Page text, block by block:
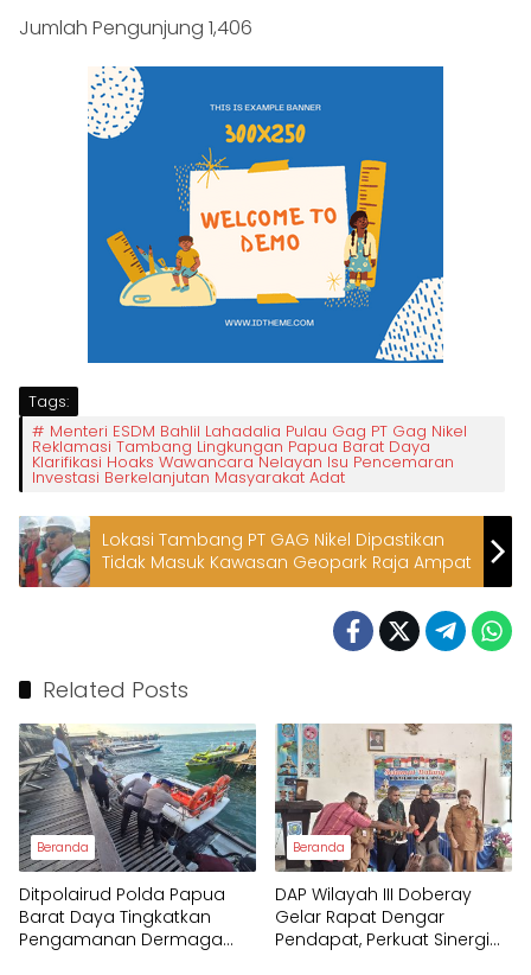
Jumlah Pengunjung 1,406
Tags:
Menteri ESDM Bahlil Lahadalia Pulau Gag PT Gag Nikel
Reklamasi Tambang Lingkungan Papua Barat Daya
Klarifikasi Hoaks Wawancara Nelayan Isu Pencemaran
Investasi Berkelanjutan Masyarakat Adat
Lokasi Tambang PT GAG Nikel Dipastikan
Tidak Masuk Kawasan Geopark Raja Ampat
Related Posts
Beranda
Ditpolairud Polda Papua
Barat Daya Tingkatkan
Pengamanan Dermaga
Beranda
DAP Wilayah III Doberay
Gelar Rapat Dengar
Pendapat, Perkuat Sinergi